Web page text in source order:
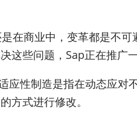
在商业中，变革都是不
这些问题，Sap正在推广
应性制造是指在动态应
方式进行修改。